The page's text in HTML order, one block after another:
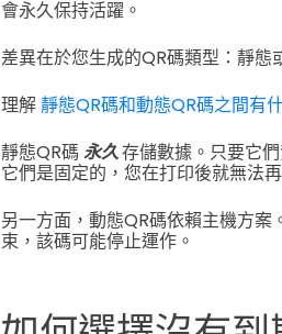
會永久保持活躍。
差異在於您生成的QR碼類型：靜態
理解靜態QR碼和動態QR碼之間有
靜態QR碼 永久存儲數據。只要它
它們是固定的，您在打印後就無法
另一方面，動態QR碼依賴主機方
束，該碼可能停止運作。